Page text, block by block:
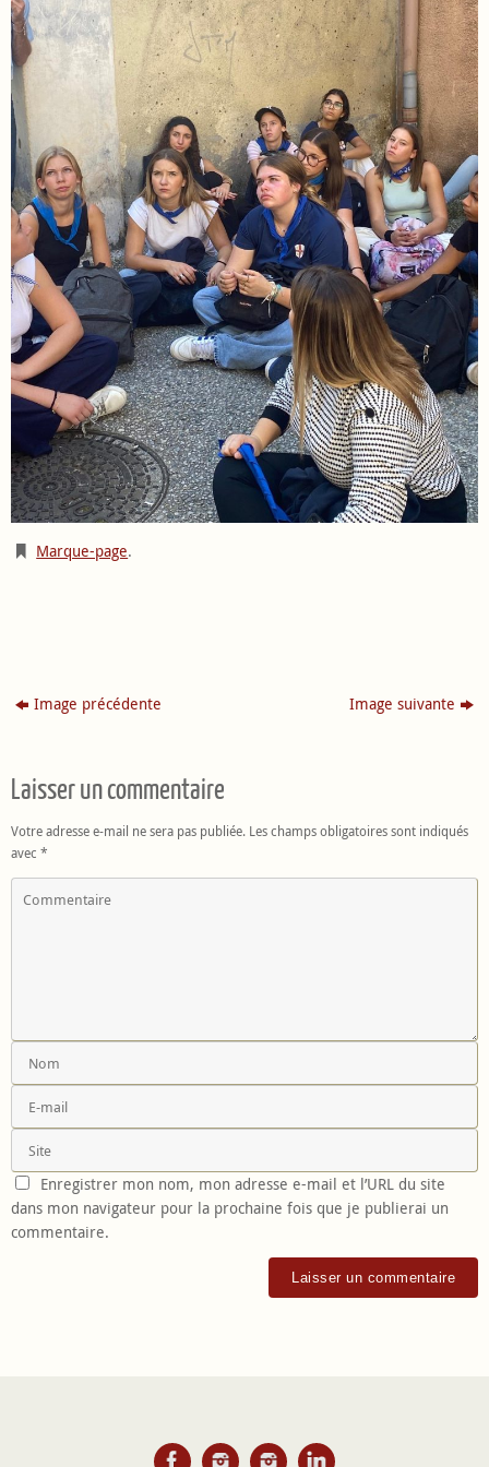
Marque-page.
Image précédente Image suivante
Laisser un commentaire
Votre adresse e-mail ne sera pas publiée. Les champs obligatoires sont indiqués
avec *
Enregistrer mon nom, mon adresse e-mail et l’URL du site
dans mon navigateur pour la prochaine fois que je publierai un
commentaire.